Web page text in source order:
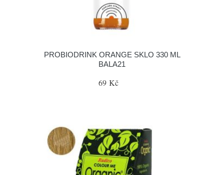
PROBIODRINK ORANGE SKLO 330 ML
BALA21
69 Kč